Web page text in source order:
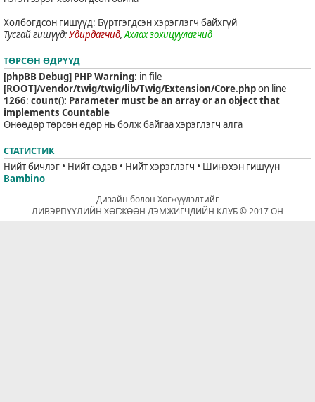
Холбогдсон гишүүд: Бүртгэгдсэн хэрэглэгч байхгүй
Тусгай гишүүд:Удирдагчид,Ахлах зохицуулагчид
ТӨРСӨН ӨДРҮҮД
[phpBB Debug] PHP Warning: in file
[ROOT]/vendor/twig/twig/lib/Twig/Extension/Core.phpon line
1266: count(): Parameter must be an array or an object that
implements Countable
Өнөөдөр төрсөн өдөр нь болж байгаа хэрэглэгч алга
СТАТИСТИК
Нийт бичлэг • Нийт сэдэв • Нийт хэрэглэгч • Шинэхэн гишүүн
Bambino
Дизайн болон Хөгжүүлэлтийг
ЛИВЭРПҮҮЛИЙН ХӨГЖӨӨН ДЭМЖИГЧДИЙН КЛУБ © 2017 ОН